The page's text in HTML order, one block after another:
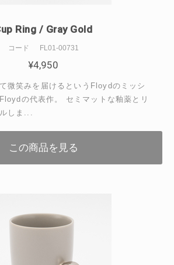
Ring / Gray Gold
コード FL01-00731
¥4,950
微笑みを届けるというFloydのミッシ
の代表作。 セミマットな釉薬とリ
しま...
この商品を見る